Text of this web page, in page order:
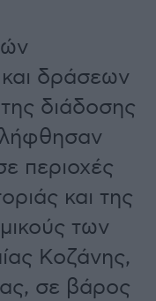
δράσεων
διάδοσης
περιοχές
και της
των
Κοζάνης,
σε βάρος